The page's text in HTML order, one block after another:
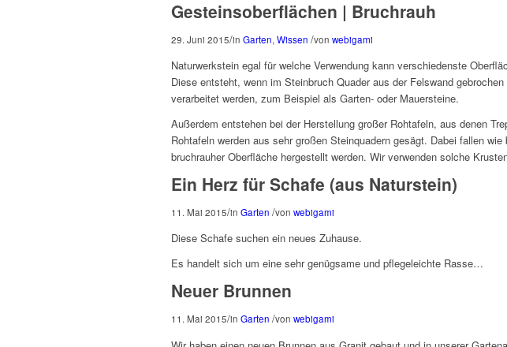
Gesteinsoberflächen | Bruchrauh
29. Juni 2015/in Garten, Wissen /von webigami
Naturwerkstein egal für welche Verwendung kann verschiedenste
Diese entsteht, wenn im Steinbruch Quader aus der Felswand
verarbeitet werden, zum Beispiel als Garten- oder Mauersteine.
Außerdem entstehen bei der Herstellung großer Rohtafeln, aus denen
Rohtafeln werden aus sehr großen Steinquadern gesägt. Dabei fallen
bruchrauher Oberfläche hergestellt werden. Wir verwenden solche
Ein Herz für Schafe (aus Naturstein)
11. Mai 2015/in Garten /von webigami
Diese Schafe suchen ein neues Zuhause.
Es handelt sich um eine sehr genügsame und pflegeleichte Rasse…
Neuer Brunnen
11. Mai 2015/in Garten /von webigami